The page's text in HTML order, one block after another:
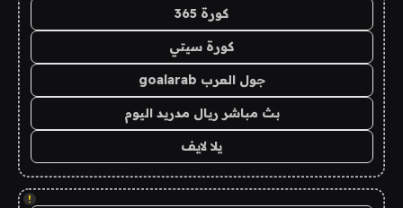
كورة 365
كورة سيتي
جول العرب goalarab
بث مباشر ريال مدريد اليوم
يلا لايف
!